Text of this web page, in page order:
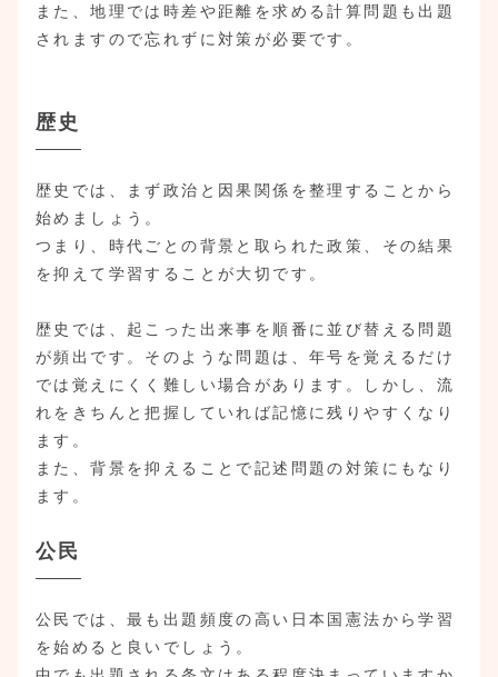
また、地理では時差や距離を求める計算問題も出題
されますので忘れずに対策が必要です。
歴史
歴史では、まず政治と因果関係を整理することから
始めましょう。
つまり、時代ごとの背景と取られた政策、その結果
を抑えて学習することが大切です。
歴史では、起こった出来事を順番に並び替える問題
が頻出です。そのような問題は、年号を覚えるだけ
では覚えにくく難しい場合があります。しかし、流
れをきちんと把握していれば記憶に残りやすくなり
ます。
また、背景を抑えることで記述問題の対策にもなり
ます。
公民
公民では、最も出題頻度の高い日本国憲法から学習
を始めると良いでしょう。